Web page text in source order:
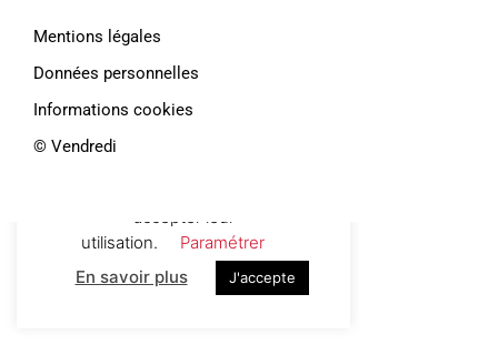
Mentions légales
Données personnelles
Informations cookies
©️ Vendredi
Afin de vous proposer des services et
offres personnalisés, AMG Métallerie
accepter leur
utilisation.
Paramétrer
En savoir plus
J'accepte